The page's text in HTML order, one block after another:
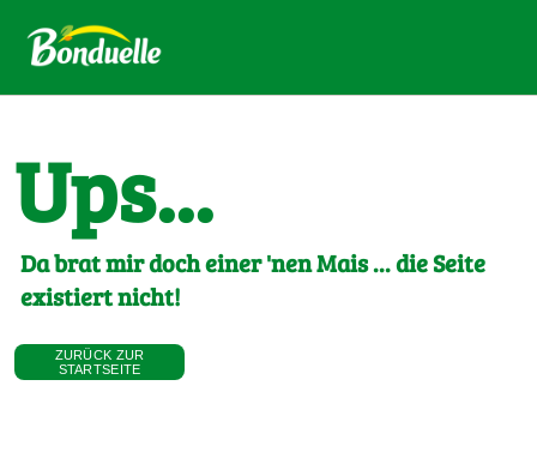
Ups...
Da brat mir doch einer 'nen Mais ... die Seite
existiert nicht!
ZURÜCK ZUR
STARTSEITE